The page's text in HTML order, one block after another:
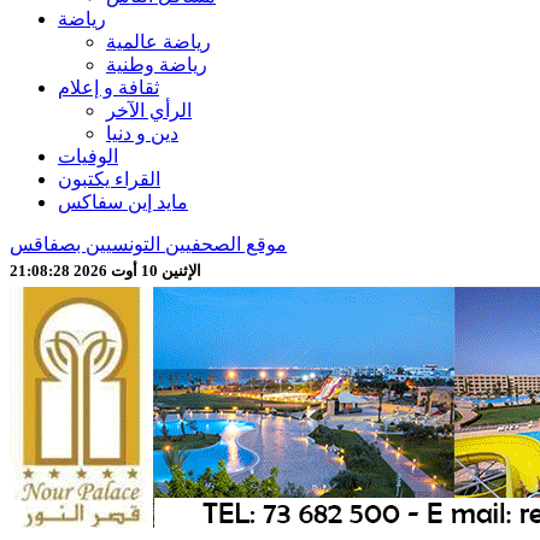
رياضة
رياضة عالمية
رياضة وطنية
ثقافة و إعلام
الرأي الآخر
دين و دنيا
الوفيات
القراء يكتبون
مايد إين سفاكس
موقع الصحفيين التونسيين بصفاقس
الإثنين 10 أوت 2026 21:08:30